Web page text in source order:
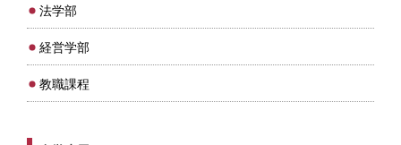
法学部
経営学部
教職課程